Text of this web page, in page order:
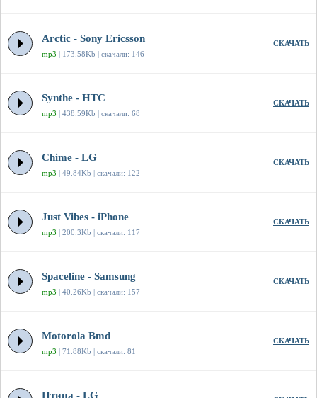
Arctic - Sony Ericsson
mp3 | 173.58Kb | скачали: 146
СКАЧАТЬ
Synthe - HTC
mp3 | 438.59Kb | скачали: 68
СКАЧАТЬ
Chime - LG
mp3 | 49.84Kb | скачали: 122
СКАЧАТЬ
Just Vibes - iPhone
mp3 | 200.3Kb | скачали: 117
СКАЧАТЬ
Spaceline - Samsung
mp3 | 40.26Kb | скачали: 157
СКАЧАТЬ
Motorola Bmd
mp3 | 71.88Kb | скачали: 81
СКАЧАТЬ
Птица - LG